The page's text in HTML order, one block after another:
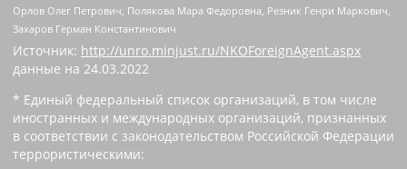
Орлов Олег Петрович, Полякова Мара Федоровна, Резник Генри Маркович,
Захаров Герман Константинович
Источник: http://unro.minjust.ru/NKOForeignAgent.aspx
данные на 24.03.2022
* Единый федеральный список организаций, в том числе
иностранных и международных организаций, признанных
в соответствии с законодательством Российской Федерации
террористическими: